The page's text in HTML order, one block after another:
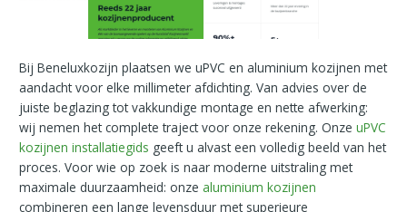
Bij Beneluxkozijn plaatsen we uPVC en aluminium kozijnen met
aandacht voor elke millimeter afdichting. Van advies over de
juiste beglazing tot vakkundige montage en nette afwerking:
wij nemen het complete traject voor onze rekening. OnzeuPVC
kozijnen installatiegids geeft u alvast een volledig beeld van het
proces. Voor wie op zoek is naar moderne uitstraling met
maximale duurzaamheid: onze aluminium kozijnen
combineren een lange levensduur met superieure